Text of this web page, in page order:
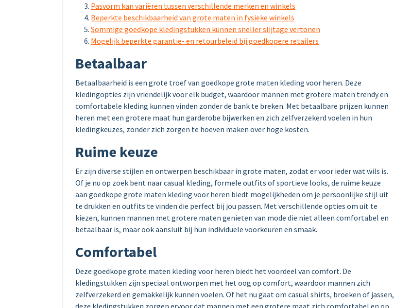
Pasvorm kan variëren tussen verschillende merken en winkels
Beperkte beschikbaarheid van grote maten in fysieke winkels
Sommige goedkope kledingstukken kunnen sneller slijtage vertonen
Mogelijk beperkte garantie- en retourbeleid bij goedkopere retailers
Betaalbaar
Betaalbaarheid is een grote troef van goedkope grote maten kleding voor heren. Deze
kledingopties zijn vriendelijk voor elk budget, waardoor mannen met grotere maten trendy en
comfortabele kleding kunnen vinden zonder de bank te breken. Met betaalbare prijzen kunnen
heren met een grotere maat hun garderobe bijwerken en zich zelfverzekerd voelen in hun
kledingkeuzes, zonder zich zorgen te hoeven maken over hoge kosten.
Ruime keuze
Er zijn diverse stijlen en ontwerpen beschikbaar in grote maten, zodat er voor ieder wat wils is.
Of je nu op zoek bent naar casual kleding, formele outfits of sportieve looks, de ruime keuze
aan goedkope grote maten kleding voor heren biedt mogelijkheden om je persoonlijke stijl uit
te drukken en outfits te vinden die perfect bij jou passen. Met verschillende opties om uit te
kiezen, kunnen mannen met grotere maten genieten van mode die niet alleen comfortabel en
betaalbaar is, maar ook aansluit bij hun individuele voorkeuren en smaak.
Comfortabel
Deze goedkope grote maten kleding voor heren biedt het voordeel van comfort. De
kledingstukken zijn speciaal ontworpen met het oog op comfort, waardoor mannen zich
zelfverzekerd en gemakkelijk kunnen voelen. Of het nu gaat om casual shirts, broeken of jassen,